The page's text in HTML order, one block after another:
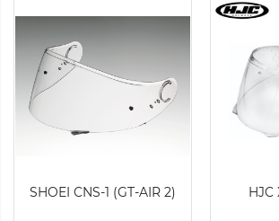
SHOEI CNS-1 (GT-AIR 2) HJC